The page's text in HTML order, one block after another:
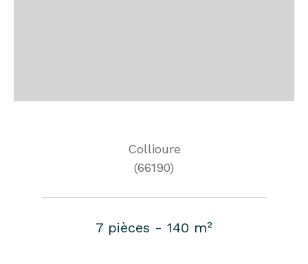
Collioure
(66190)
7 pièces - 140 m²